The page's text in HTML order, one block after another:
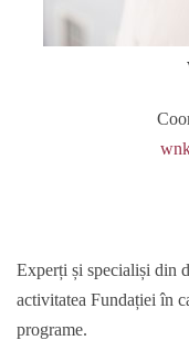
Experți și specialiși din
activitatea Fundației în
programe.